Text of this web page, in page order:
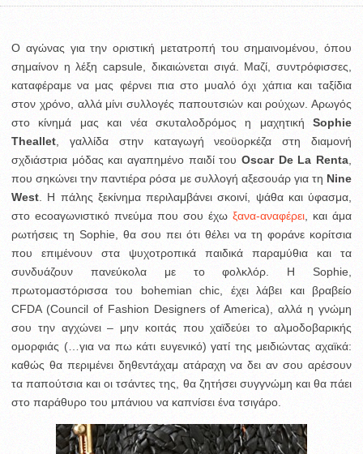
Ο αγώνας για την οριστική μετατροπή του σημαινομένου, όπου
σημαίνον η λέξη capsule, δικαιώνεται σιγά. Μαζί, συντρόφισσες,
καταφέραμε να μας φέρνει πια στο μυαλό όχι χάπια και ταξίδια
στον χρόνο, αλλά μίνι συλλογές παπουτσιών και ρούχων. Αρωγός
στο κίνημά μας και νέα σκυταλοδρόμος η μαχητική Sophie
Theallet , γαλλίδα στην καταγωγή νεοϋορκέζα στη διαμονή
σχδιάστρια μόδας και αγαπημένο παιδί του Oscar De La Renta
που σηκώνει την παντιέρα ρόσα με συλλογή αξεσουάρ για τη Nine
West . Η πάλης ξεκίνημα περιλαμβάνει σκοινί, ψάθα και ύφασμα,
στο ecoαγωνιστικό πνεύμα που σου έχω ξανα-αναφέρει , και άμα
ρωτήσεις τη Sophie, θα σου πει ότι θέλει να τη φοράνε κορίτσια
που επιμένουν στα ψυχοτροπικά παιδικά παραμύθια και τα
συνδυάζουν πανεύκολα με το φολκλόρ. H Sophie,
πρωτομαστόρισσα του bohemian chic, έχει λάβει και βραβείο
CFDA (Council of Fashion Designers of America), αλλά η γνώμη
σου την αγχώνει – μην κοιτάς που χαϊδεύει το αλμοδοβαρικής
ομορφιάς (…για να πω κάτι ευγενικό) γατί της μειδιώντας αχαϊκά:
καθώς θα περιμένει δηθεντάχαμ ατάραχη να δει αν σου αρέσουν
τα παπούτσια και οι τσάντες της, θα ζητήσει συγγνώμη και θα πάει
στο παράθυρο του μπάνιου να καπνίσει ένα τσιγάρο.